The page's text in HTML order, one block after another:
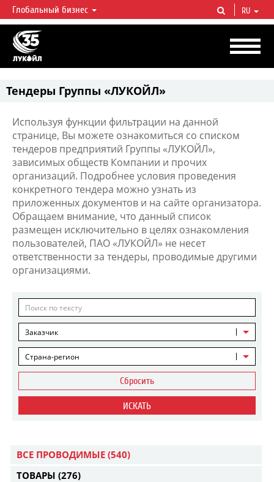
ЛУКОЙЛ СЕГОДНЯ
ЛУКОЙЛ — одна из крупнейших вертикально интегрированных
нефтегазовых компаний в мире, на долю которой приходится более 2%
мировой добычи нефти и около 1% доказанных запасов углеводородов.
Глобальный бизнес RU
Тендеры Группы «ЛУКОЙЛ»
Используя функции фильтрации на данной
странице, Вы можете ознакомиться со списком
тендеров предприятий Группы «ЛУКОЙЛ»,
зависимых обществ Компании и прочих
организаций. Подробнее условия проведения
конкретного тендера можно узнать из
приложенных документов и на сайте организатора.
Обращаем внимание, что данный список
размещен исключительно в целях ознакомления
пользователей, ПАО «ЛУКОЙЛ» не несет
ответственности за тендеры, проводимые другими
организациями.
Заказчик
Страна-регион
Сбросить
ИСКАТЬ
ВСЕ ПРОВОДИМЫЕ (540)
ТОВАРЫ (276)